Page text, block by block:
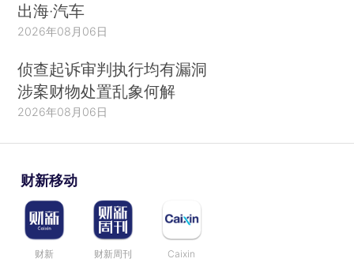
出海·汽车
2026年08月06日
侦查起诉审判执行均有漏洞
涉案财物处置乱象何解
2026年08月06日
财新移动
财新 财新周刊 Caixin